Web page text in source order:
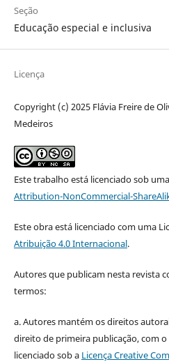
Seção
Educação especial e inclusiva
Licença
Copyright (c) 2025 Flávia Freire de
Medeiros
Este trabalho está licenciado sob
Attribution-NonCommercial-
Este obra está licenciado com uma
Atribuição 4.0 Internacional.
Autores que publicam nesta revista
termos:
a. Autores mantém os direitos
direito de primeira publicação, com
licenciado sob a Licença Creative